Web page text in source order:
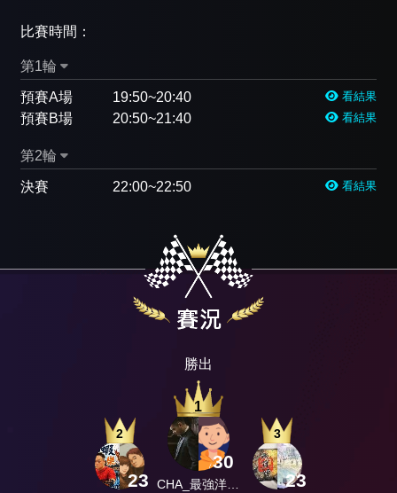
比賽時間：
第1輪
預賽A場 19:50~20:40 看結果
預賽B場 20:50~21:40 看結果
第2輪
決賽 22:00~22:50 看結果
勝出
1
30
2
23
3
23